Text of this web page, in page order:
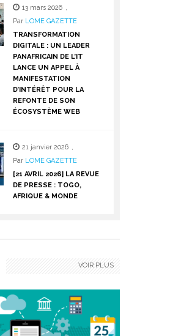
13 mars 2026 ,
Par LOME GAZETTE
TRANSFORMATION
DIGITALE : UN LEADER
PANAFRICAIN DE L’IT
LANCE UN APPEL À
MANIFESTATION
D’INTÉRÊT POUR LA
REFONTE DE SON
ÉCOSYSTÈME WEB
21 janvier 2026 ,
Par LOME GAZETTE
[21 AVRIL 2026] LA REVUE
DE PRESSE : TOGO,
AFRIQUE & MONDE
VOIR PLUS